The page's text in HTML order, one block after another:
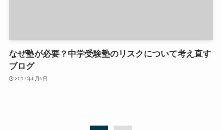
なぜ塾が必要？中学受験塾のリスクについて考え直す
ブログ
2017年6月5日